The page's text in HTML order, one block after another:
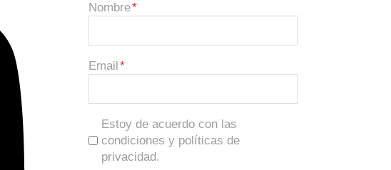
Nombre
Email
Estoy de acuerdo con las
condiciones y políticas de
privacidad.